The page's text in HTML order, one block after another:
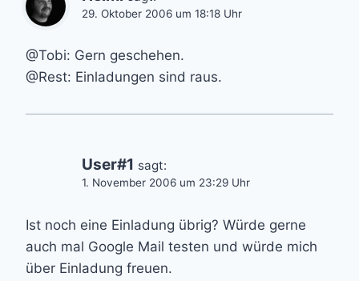
29. Oktober 2006 um 18:18 Uhr
@Tobi: Gern geschehen.
@Rest: Einladungen sind raus.
User#1 sagt:
1. November 2006 um 23:29 Uhr
Ist noch eine Einladung übrig? Würde gerne
auch mal Google Mail testen und würde mich
über Einladung freuen.